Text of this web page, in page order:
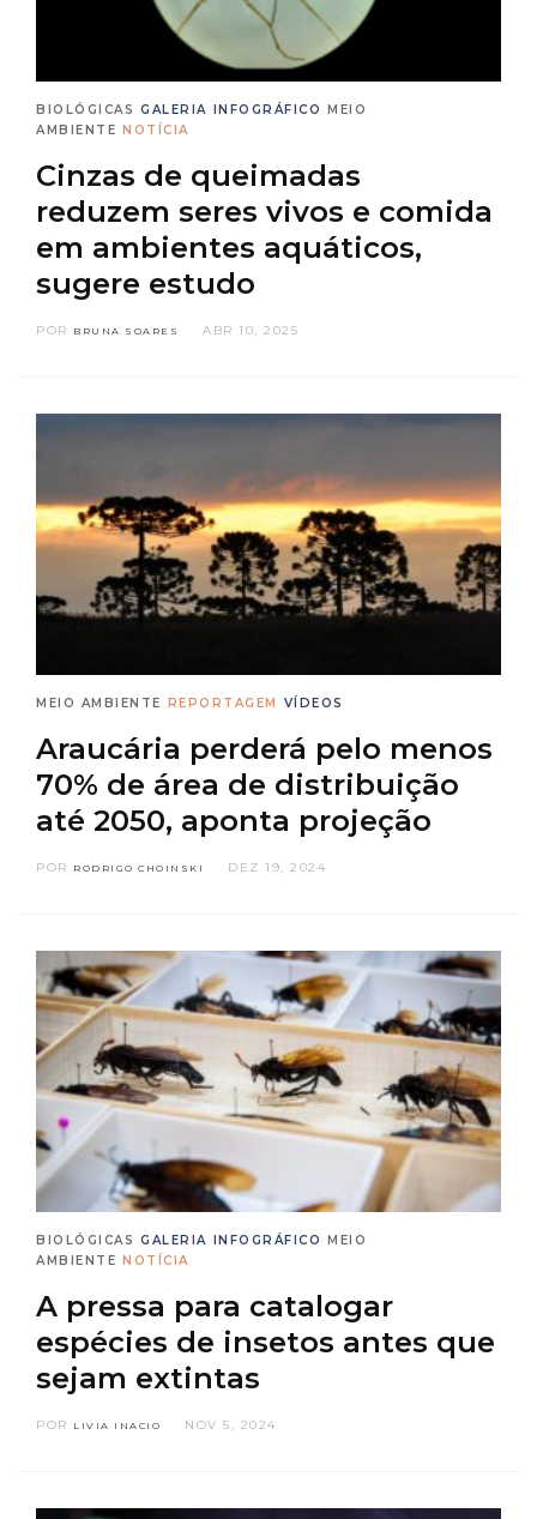
BIOLÓGICAS GALERIA INFOGRÁFICO MEIO
AMBIENTE NOTÍCIA
Cinzas de queimadas
reduzem seres vivos e comida
em ambientes aquáticos,
sugere estudo
POR BRUNA SOARES ABR 10, 2025
MEIO AMBIENTE REPORTAGEM VÍDEOS
Araucária perderá pelo menos
70% de área de distribuição
até 2050, aponta projeção
POR RODRIGO CHOINSKI DEZ 19, 2024
BIOLÓGICAS GALERIA INFOGRÁFICO
MEIO
AMBIENTE
NOTÍCIA
A pressa para catalogar
espécies de insetos antes que
sejam extintas
POR LIVIA INACIO NOV 5, 2024